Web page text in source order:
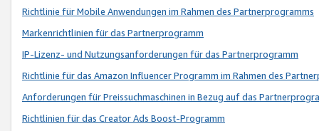
Richtlinie für Mobile Anwendungen im Rahmen des Partnerprogramms
Markenrichtlinien für das Partnerprogramm
IP-Lizenz- und Nutzungsanforderungen für das Partnerprogramm
Richtlinie für das Amazon Influencer Programm im Rahmen des
Anforderungen für Preissuchmaschinen in Bezug auf das
Richtlinien für das Creator Ads Boost-Programm